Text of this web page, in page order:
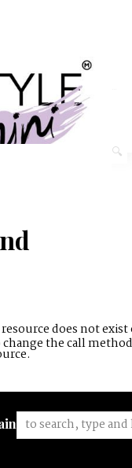
does not exist
change the call